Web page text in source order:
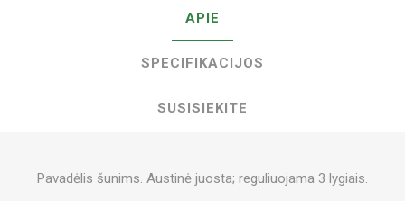
APIE
SPECIFIKACIJOS
SUSISIEKITE
Pavadėlis šunims. Austinė juosta; reguliuojama 3 lygiais.